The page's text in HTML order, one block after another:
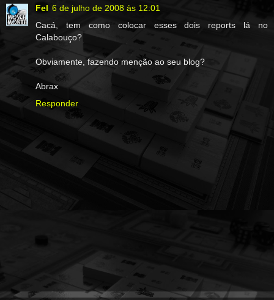
Fel 6 de julho de 2008 às 12:01
Cacá, tem como colocar esses dois reports lá no
Calabouço?
Obviamente, fazendo menção ao seu blog?
Abrax
Responder